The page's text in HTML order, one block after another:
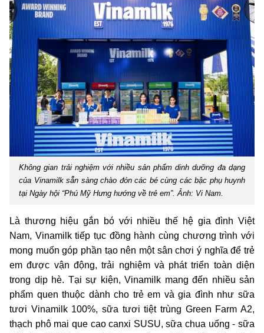
Không gian trải nghiệm với nhiều sản phẩm dinh dưỡng đa dạng
của Vinamilk sẵn sàng chào đón các bé cùng các bậc phụ huynh
tại Ngày hội “Phú Mỹ Hưng hướng về trẻ em”. Ảnh: Vi Nam.
Là thương hiệu gắn bó với nhiều thế hệ gia đình Việt
Nam, Vinamilk tiếp tục đồng hành cùng chương trình với
mong muốn góp phần tạo nên một sân chơi ý nghĩa để trẻ
em được vận động, trải nghiệm và phát triển toàn diện
trong dịp hè. Tại sự kiện, Vinamilk mang đến nhiều sản
phẩm quen thuộc dành cho trẻ em và gia đình như sữa
tươi Vinamilk 100%, sữa tươi tiệt trùng Green Farm A2,
thạch phô mai que cao canxi SUSU, sữa chua uống - sữa